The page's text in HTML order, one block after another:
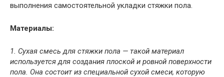
выполнения самостоятельной укладки стяжки пола.
Материалы:
1. Сухая смесь для стяжки пола — такой материал
используется для создания плоской и ровной поверхности
пола. Она состоит из специальной сухой смеси, которую